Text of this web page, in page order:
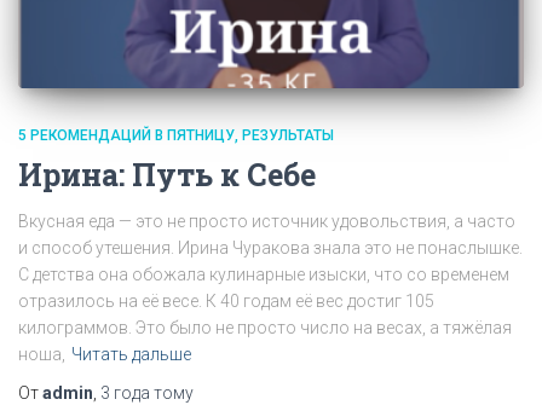
5 РЕКОМЕНДАЦИЙ В ПЯТНИЦУ РЕЗУЛЬТАТЫ
Ирина: Путь к Себе
Вкусная еда — это не просто источник удовольствия, а часто
и способ утешения. Ирина Чуракова знала это не понаслышке.
С детства она обожала кулинарные изыски, что со временем
отразилось на её весе. К 40 годам её вес достиг 105
килограммов. Это было не просто число на весах, а тяжёлая
ноша, Читать дальше
Отadmin, 3 года тому